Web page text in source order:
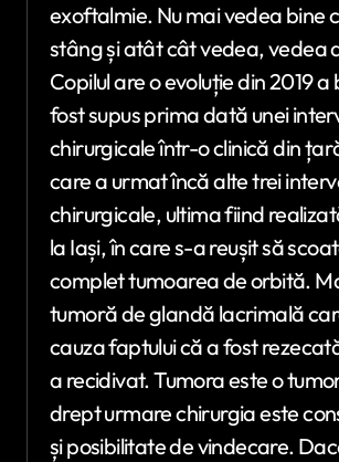
exoftalmie. Nu mai vedea bine
stâng și atât cât vedea, vedea
Copilul are o evoluție din 2019 a
fost supus prima dată unei
chirurgicale într-o clinică din
care a urmat încă alte trei
chirurgicale, ultima fiind
la Iași, în care s-a reușit să
complet tumoarea de orbită.
tumoră de glandă lacrimală
cauza faptului că a fost
a recidivat. Tumora este o
drept urmare chirurgia este
și posibilitate de vindecare.